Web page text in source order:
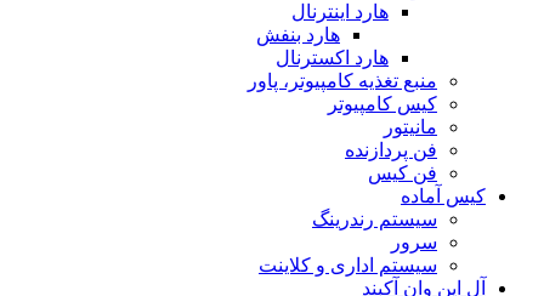
هارد اینترنال
هارد بنفش
هارد اکسترنال
منبع تغذیه کامپیوتر، پاور
کیس کامپیوتر
مانیتور
فن پردازنده
فن کیس
کیس آماده
سیستم رندرینگ
سرور
سیستم‌ اداری و کلاینت
آل این وان آکبند